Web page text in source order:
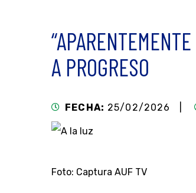
A PROGRESO
FECHA: 25/02/2026 |
Foto: Captura AUF TV